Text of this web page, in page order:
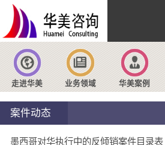
走进华美 业务领域 华美案例
案件动态
墨西哥对华执行中的反倾销案件目录表